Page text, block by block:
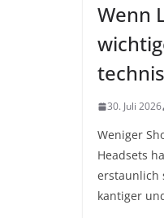
Wenn
30. Juli 2026
Weniger
Headsets
erstaunlich
kantiger